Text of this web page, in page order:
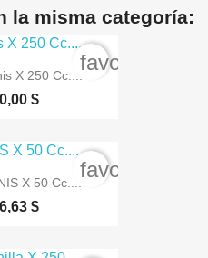
la misma categoría:
X 250 Cc....
$
X 50 Cc....
$